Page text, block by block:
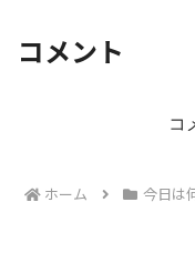
コメント
コ
ホーム 今日は